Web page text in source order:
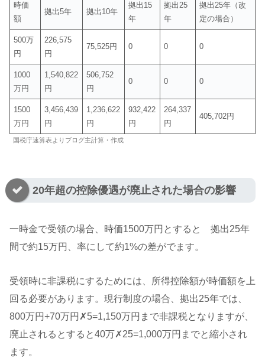
時価
額
拠出5年 拠出10年
拠出15
年
拠出25
年
拠出25年（改
定の場合）
500万
円
226,575
円
75,525円 0 0 0
1000
万円
1,540,822
円
506,752
円
0 0 0
1500
万円
3,456,439
円
1,236,622
円
932,422
円
264,337
円
405,702円
国税庁速算表よりブログ主計算・作成
20年超の控除優遇が廃止された場合の影響
一時金で受領の場合、時価1500万円とすると 拠出25年
間で約15万円、率にして約1%の差がでます。
受領時に非課税にするためには、所得控除額が時価額を上
回る必要があります。現行制度の場合、拠出25年では、
800万円+70万円✗5=1,150万円まで非課税となりますが、
廃止されるとすると40万✗25=1,000万円までと縮小され
ます。